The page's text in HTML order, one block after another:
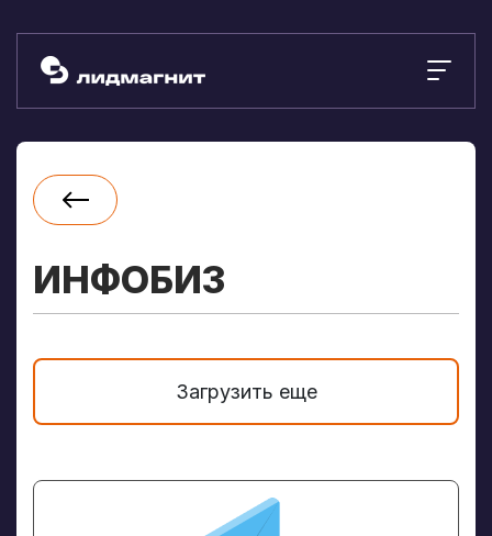
ИНФОБИЗ
Загрузить еще